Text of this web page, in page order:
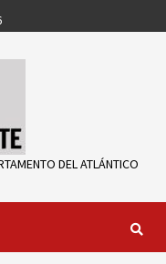
DEL ATLÁNTICO